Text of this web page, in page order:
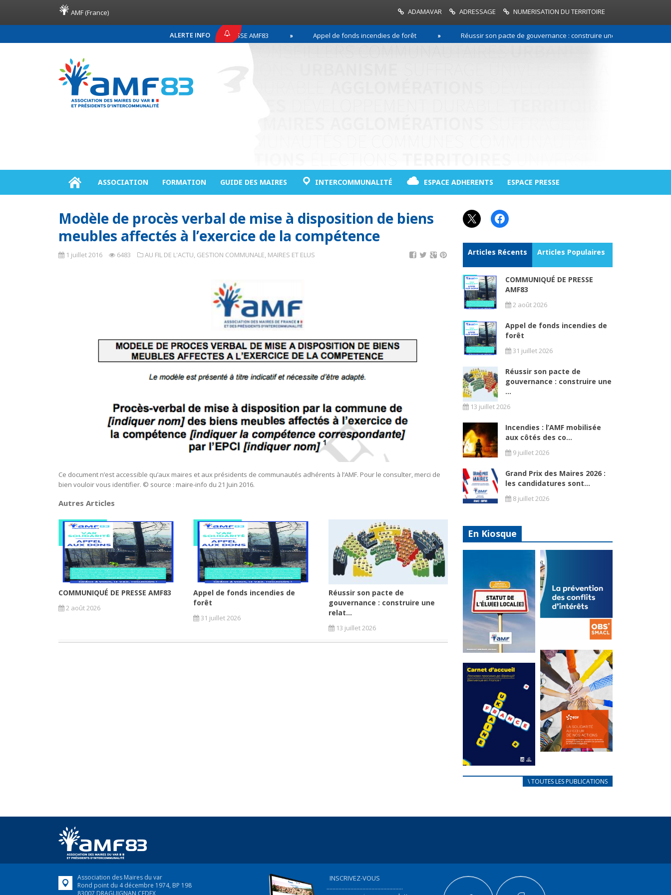
AMF (France) ADAMAVAR ADRESSAGE NUMERISATION DU TERRITOIRE
ALERTE INFO
COMMUNIQUÉ DE PRESSE AMF83 Appel de fonds incendies de forêt Réussir son pacte de gouvernance : construire une relation de
ASSOCIATION FORMATION GUIDE DES MAIRES INTERCOMMUNALITÉ ESPACE ADHERENTS ESPACE PRESSE
Modèle de procès verbal de mise à disposition de biens
meubles affectés à l’exercice de la compétence
1 juillet 2016 6483 AU FIL DE L'ACTU, GESTION COMMUNALE, MAIRES ET ELUS
Ce document n’est accessible qu’aux maires et aux présidents de communautés adhérents à l’AMF. Pour le consulter, merci de
bien vouloir vous identifier. © source : maire-info du 21 Juin 2016.
Autres Articles
COMMUNIQUÉ DE PRESSE AMF83
2 août 2026
Appel de fonds incendies de
forêt
31 juillet 2026
Réussir son pacte de
gouvernance : construire une
relat...
13 juillet 2026
X Facebook
Articles Récents Articles Populaires
COMMUNIQUÉ DE PRESSE
AMF83
2 août 2026
Appel de fonds incendies de
forêt
31 juillet 2026
Réussir son pacte de
gouvernance : construire une
...
13 juillet 2026
Incendies : l’AMF mobilisée
aux côtés des co...
9 juillet 2026
Grand Prix des Maires 2026 :
les candidatures sont...
8 juillet 2026
En Kiosque
Statut de
l’élu local
Mise à jour avril
2024
FEUILLETER
La
prévention
des conflits
d’intérêts
18 septembre 2023
FEUILLETER
au coeur de
nos actions
en France,...
FEUILLETER
\ TOUTES LES PUBLICATIONS
Association des Maires du var
Rond point du 4 décembre 1974, BP 198
83007 DRAGUIGNAN CEDEX
INSCRIVEZ-VOUS
...................................................